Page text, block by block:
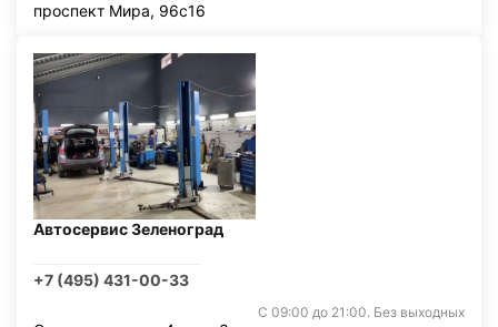
проспект Мира, 96с16
Автосервис Зеленоград
+7 (495) 431-00-33
С 09:00 до 21:00. Без выходных